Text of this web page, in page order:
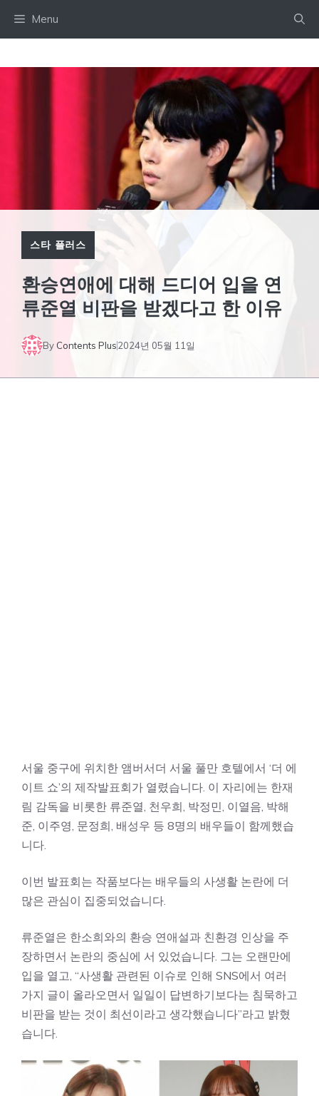
Menu
스타 플러스
환승연애에 대해 드디어 입을 연
류준열 비판을 받겠다고 한 이유
By Contents Plus2024년 05월 11일
서울 중구에 위치한 앰버서더 서울 풀만 호텔에서 ‘더 에
이트 쇼’의 제작발표회가 열렸습니다. 이 자리에는 한재
림 감독을 비롯한 류준열, 천우희, 박정민, 이열음, 박해
준, 이주영, 문정희, 배성우 등 8명의 배우들이 함께했습
니다.
이번 발표회는 작품보다는 배우들의 사생활 논란에 더
많은 관심이 집중되었습니다.
류준열은 한소희와의 환승 연애설과 친환경 인상을 주
장하면서 논란의 중심에 서 있었습니다. 그는 오랜만에
입을 열고, “사생활 관련된 이슈로 인해 SNS에서 여러
가지 글이 올라오면서 일일이 답변하기보다는 침묵하고
비판을 받는 것이 최선이라고 생각했습니다”라고 밝혔
습니다.